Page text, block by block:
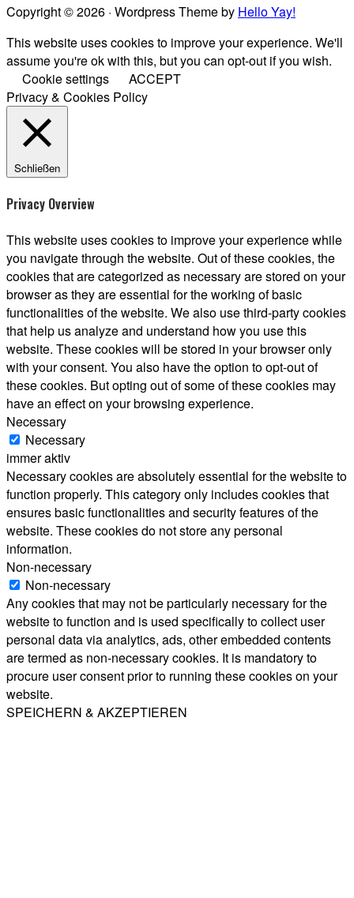
Copyright © 2026 · Wordpress Theme by Hello Yay!
This website uses cookies to improve your experience. We'll
assume you're ok with this, but you can opt-out if you wish.
Cookie settings
ACCEPT
Privacy & Cookies Policy
Schließen
Privacy Overview
This website uses cookies to improve your experience while
you navigate through the website. Out of these cookies, the
cookies that are categorized as necessary are stored on your
browser as they are essential for the working of basic
functionalities of the website. We also use third-party cookies
that help us analyze and understand how you use this
website. These cookies will be stored in your browser only
with your consent. You also have the option to opt-out of
these cookies. But opting out of some of these cookies may
have an effect on your browsing experience.
Necessary
Necessary
immer aktiv
Necessary cookies are absolutely essential for the website to
function properly. This category only includes cookies that
ensures basic functionalities and security features of the
website. These cookies do not store any personal
information.
Non-necessary
Non-necessary
Any cookies that may not be particularly necessary for the
website to function and is used specifically to collect user
personal data via analytics, ads, other embedded contents
are termed as non-necessary cookies. It is mandatory to
procure user consent prior to running these cookies on your
website.
SPEICHERN & AKZEPTIEREN